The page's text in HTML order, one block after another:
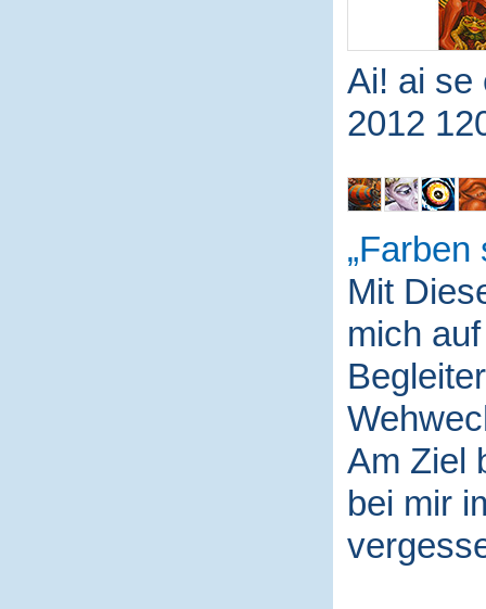
Ai! ai se
2012
Farben
Mit
mich
Am Ziel
bei mir